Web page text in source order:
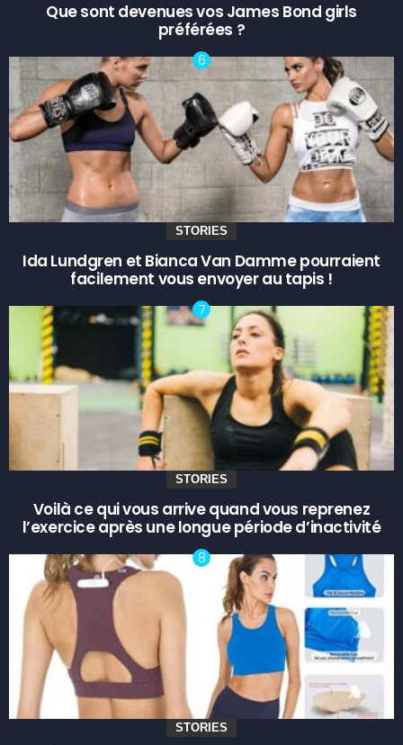
Que sont devenues vos James Bond girls
préférées ?
STORIES
Ida Lundgren et Bianca Van Damme pourraient
facilement vous envoyer au tapis !
STORIES
Voilà ce qui vous arrive quand vous reprenez
l’exercice après une longue période d’inactivité
STORIES